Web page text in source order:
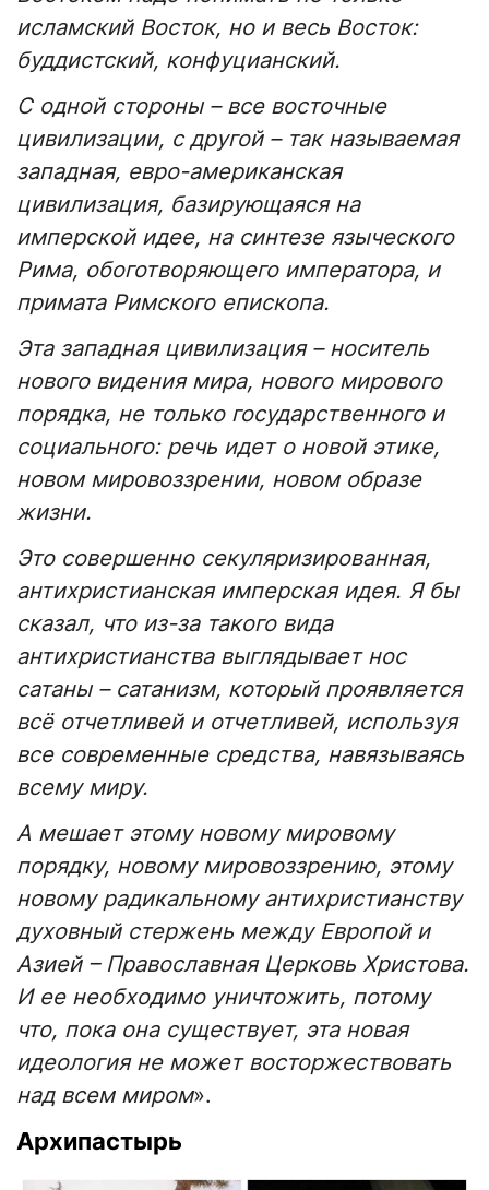
исламский Восток, но и весь Восток:
буддистский, конфуцианский.
С одной стороны – все восточные
цивилизации, с другой – так называемая
западная, евро-американская
цивилизация, базирующаяся на
имперской идее, на синтезе языческого
Рима, обоготворяющего императора, и
примата Римского епископа.
Эта западная цивилизация – носитель
нового видения мира, нового мирового
порядка, не только государственного и
социального: речь идет о новой этике,
новом мировоззрении, новом образе
жизни.
Это совершенно секуляризированная,
антихристианская имперская идея. Я бы
сказал, что из-за такого вида
антихристианства выглядывает нос
сатаны – сатанизм, который проявляется
всё отчетливей и отчетливей, используя
все современные средства, навязываясь
всему миру.
А мешает этому новому мировому
порядку, новому мировоззрению, этому
новому радикальному антихристианству
духовный стержень между Европой и
Азией – Православная Церковь Христова.
И ее необходимо уничтожить, потому
что, пока она существует, эта новая
идеология не может восторжествовать
над всем миром».
Архипастырь